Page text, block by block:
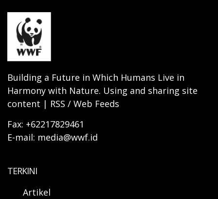
Building a Future in Which Humans Live in
Harmony with Nature. Using and sharing site
content | RSS / Web Feeds
Fax: +62217829461
E-mail: media@wwf.id
TERKINI
Artikel